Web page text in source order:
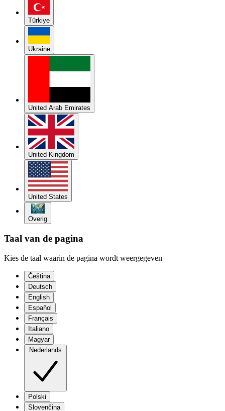
Türkiye
Ukraine
United Arab Emirates
United Kingdom
United States
Overig
Taal van de pagina
Kies de taal waarin de pagina wordt weergegeven
Čeština
Deutsch
English
Español
Français
Italiano
Magyar
Nederlands
Polski
Slovenčina